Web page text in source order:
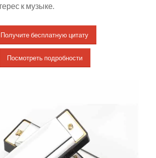
к музыке.
Получите бесплатную цитату
Посмотреть подробности